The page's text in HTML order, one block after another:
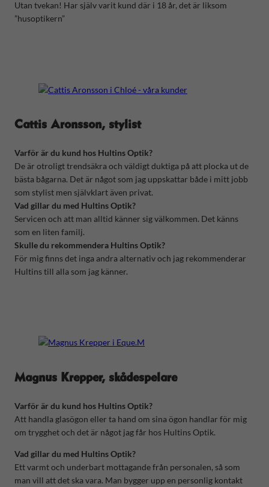
Utan tvekan! Har själv varit kund där i 18 år, det är liksom
”husoptikern”
Cattis Aronsson, stylist
Varför är du kund hos Hultins Optik?
De är otroligt trendsäkra och väldigt duktiga på att plocka ut de
bästa bågarna. Det är något som jag uppskattar både i mitt jobb
som stylist men självklart även privat.
Vad gillar du med Hultins Optik?
Servicen och att man alltid känner sig välkommen. Det känns
som en liten familj.
Skulle du rekommendera Hultins Optik?
För mig finns det inga andra alternativ och jag rekommenderar
Hultins till alla som jag känner.
Magnus Krepper, skådespelare
Varför är du kund hos Hultins Optik?
Att handla glasögon eller ta hand om sina ögon handlar för mig
om trygghet och det är något jag får hos Hultins Optik.
Vad gillar du med Hultins Optik?
Ett varmt och underbart mottagande från personalen, så som
man vill att det ska vara. Man bygger upp en personlig kontakt